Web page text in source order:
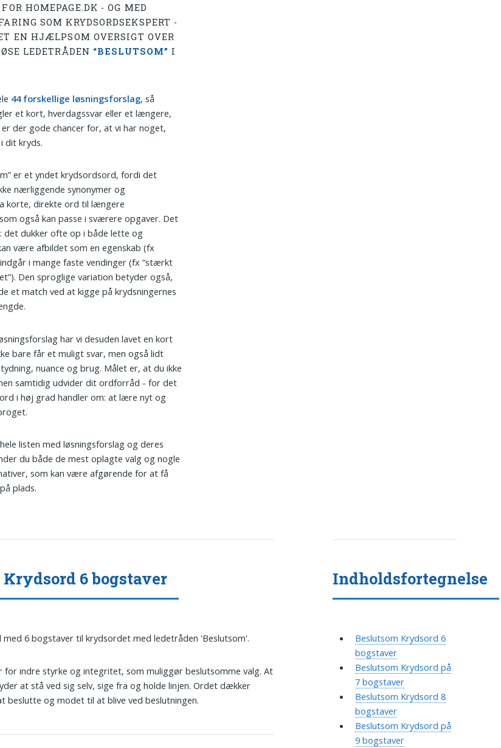
HOMEPAGE.DK - OG MED
SOM KRYDSORDSEKSPERT -
EN HJÆLPSOM OVERSIGT OVER
LEDETRÅDEN “BESLUTSOM” I
44 forskellige løsningsforslag, så
et kort, hverdagssvar eller et længere,
der gode chancer for, at vi har noget,
dit kryds.
er et yndet krydsordsord, fordi det
nærliggende synonymer og
korte, direkte ord til længere
også kan passe i sværere opgaver. Det
det dukker ofte op i både lette og
være afbildet som en egenskab (fx
i mange faste vendinger (fx “stærkt
Den sproglige variation betyder også,
et match ved at kigge på krydsningernes
har vi desuden lavet en kort
bare får et muligt svar, men også lidt
nuance og brug. Målet er, at du ikke
samtidig udvider dit ordforråd - for det
i høj grad handler om: at lære nyt og
listen med løsningsforslag og deres
du både de mest oplagte valg og nogle
som kan være afgørende for at få
plads.
Krydsord 6 bogstaver
6 bogstaver til krydsordet med ledetråden 'Beslutsom'.
for indre styrke og integritet, som muliggør beslutsomme valg. At
at stå ved sig selv, sige fra og holde linjen. Ordet dækker
beslutte og modet til at blive ved beslutningen.
Indholdsfortegnelse
Beslutsom Krydsord 6
bogstaver
Beslutsom Krydsord på
7 bogstaver
Beslutsom Krydsord 8
bogstaver
Beslutsom Krydsord på
9 bogstaver